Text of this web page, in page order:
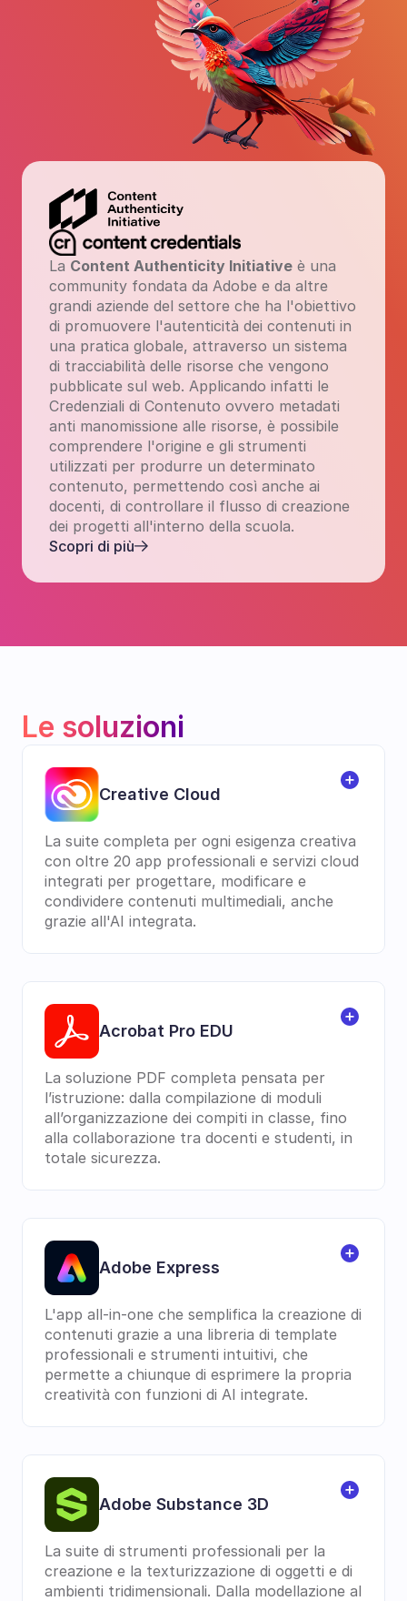
La Content Authenticity Initiative è una
community fondata da Adobe e da altre
grandi aziende del settore che ha l'obiettivo
di promuovere l'autenticità dei contenuti in
una pratica globale, attraverso un sistema
di tracciabilità delle risorse che vengono
pubblicate sul web. Applicando infatti le
Credenziali di Contenuto ovvero metadati
anti manomissione alle risorse, è possibile
comprendere l'origine e gli strumenti
utilizzati per produrre un determinato
contenuto, permettendo così anche ai
docenti, di controllare il flusso di creazione
dei progetti all'interno della scuola.
Scopri di più
Le soluzioni
Creative Cloud
La suite completa per ogni esigenza creativa
con oltre 20 app professionali e servizi cloud
integrati per progettare, modificare e
condividere contenuti multimediali, anche
grazie all'AI integrata.
Acrobat Pro EDU
La soluzione PDF completa pensata per
l’istruzione: dalla compilazione di moduli
all’organizzazione dei compiti in classe, fino
alla collaborazione tra docenti e studenti, in
totale sicurezza.
Adobe Express
L'app all-in-one che semplifica la creazione di
contenuti grazie a una libreria di template
professionali e strumenti intuitivi, che
permette a chiunque di esprimere la propria
creatività con funzioni di AI integrate.
Adobe Substance 3D
La suite di strumenti professionali per la
creazione e la texturizzazione di oggetti e di
ambienti tridimensionali. Dalla modellazione al